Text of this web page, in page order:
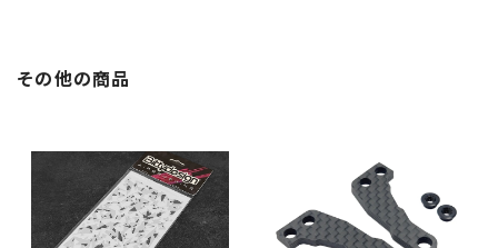
その他の商品